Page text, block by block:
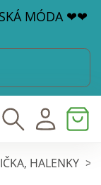
MÓDA ❤❤
HALENKY >